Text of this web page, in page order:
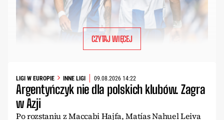
CZYTAJ WIĘCEJ
LIGI W EUROPIE INNE LIGI 09.08.2026 14:22
Argentyńczyk nie dla polskich klubów. Zagra
w Azji
Po rozstaniu z Maccabi Hajfa, Matías Nahuel Leiva